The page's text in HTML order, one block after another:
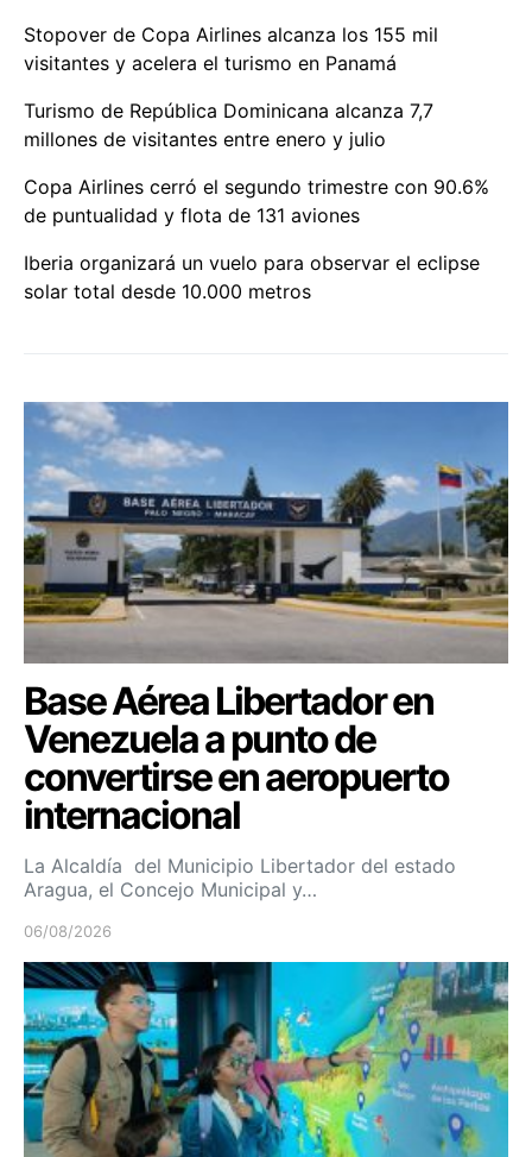
Stopover de Copa Airlines alcanza los 155 mil
visitantes y acelera el turismo en Panamá
Turismo de República Dominicana alcanza 7,7
millones de visitantes entre enero y julio
Copa Airlines cerró el segundo trimestre con 90.6%
de puntualidad y flota de 131 aviones
Iberia organizará un vuelo para observar el eclipse
solar total desde 10.000 metros
Base Aérea Libertador en
Venezuela a punto de
convertirse en aeropuerto
internacional
La Alcaldía del Municipio Libertador del estado
Aragua, el Concejo Municipal y…
06/08/2026